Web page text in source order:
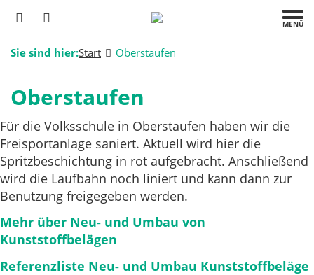
MENÜ
Sie sind hier:Start Oberstaufen
Oberstaufen
Für die Volksschule in Oberstaufen haben wir die
Freisportanlage saniert. Aktuell wird hier die
Spritzbeschichtung in rot aufgebracht. Anschließend
wird die Laufbahn noch liniert und kann dann zur
Benutzung freigegeben werden.
Mehr über Neu- und Umbau von
Kunststoffbelägen
Referenzliste Neu- und Umbau Kunststoffbeläge